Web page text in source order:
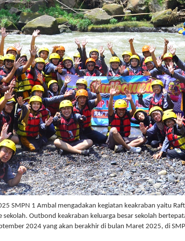
SMPN 1 Ambal mengadakan kegiatan keakraban yaitu
Outbond keakraban keluarga besar sekolah
2024 yang akan berakhir di bulan Maret 2025, di